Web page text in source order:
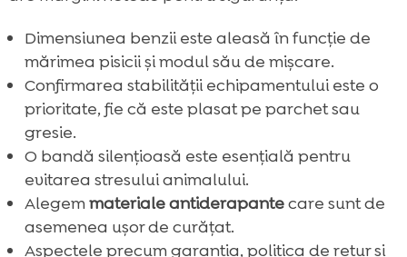
Dimensiunea benzii este aleasă în funcție de
mărimea pisicii și modul său de mișcare.
Confirmarea stabilității echipamentului este o
prioritate, fie că este plasat pe parchet sau
gresie.
O bandă silențioasă este esențială pentru
evitarea stresului animalului.
Alegemmateriale antiderapantecare sunt de
asemenea ușor de curățat.
Aspectele precum garanția, politica de retur și